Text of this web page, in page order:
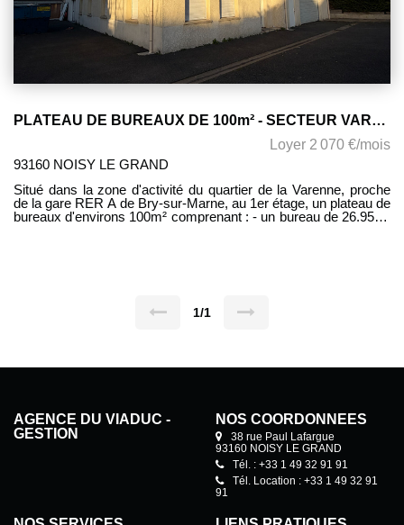
PLATEAU DE BUREAUX DE 100m² - SECTEUR VARENNE NOISY LE GRAND
Loyer 2 070 €/mois
93160 NOISY LE GRAND
Situé dans la zone d'activité du quartier de la Varenne, proche
de la gare RER A de Bry-sur-Marne, au 1er étage, un plateau de
bureaux d'environs 100m² comprenant : - un bureau de 26.95m²
1/1
AGENCE DU VIADUC -
GESTION
NOS COORDONNÉES
38 rue Paul Lafargue
93160 NOISY LE GRAND
Tél. : +33 1 49 32 91 91
Tél. Location : +33 1 49 32 91
91